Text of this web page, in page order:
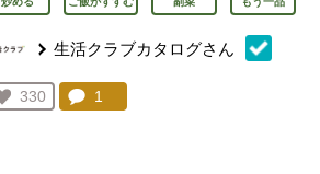
生活クラブカタログさん
お気に入り登録：
330
人が登録
コメント：
1